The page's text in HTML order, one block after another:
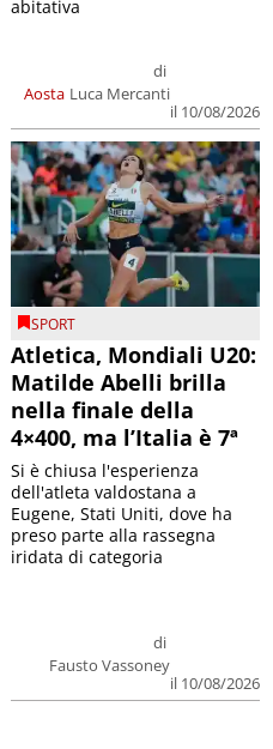
Aosta
di
Luca Mercanti
il 10/08/2026
abitativa
SPORT
Atletica, Mondiali U20:
Matilde Abelli brilla
nella finale della
4×400, ma l’Italia è 7ª
di
Fausto Vassoney
il 10/08/2026
Si è chiusa l'esperienza
dell'atleta valdostana a
Eugene, Stati Uniti, dove ha
preso parte alla rassegna
iridata di categoria